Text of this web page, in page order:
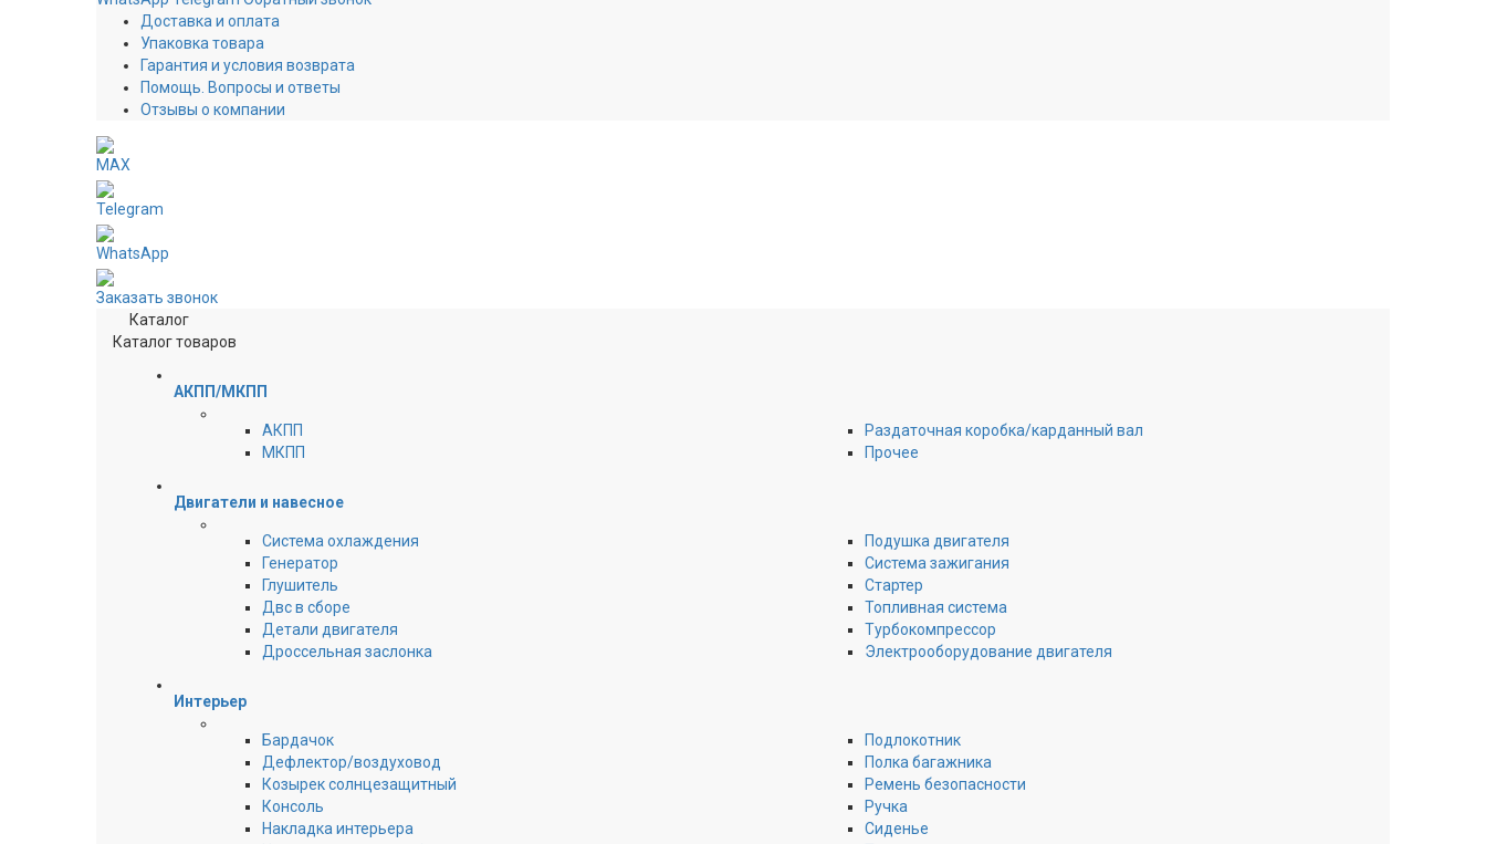
Доставка и оплата
Упаковка товара
Гарантия и условия возврата
Помощь. Вопросы и ответы
Отзывы о компании
MAX
Telegram
WhatsApp
Заказать звонок
Каталог
Каталог товаров
АКПП/МКПП
АКПП
МКПП
Раздаточная коробка/карданный вал
Прочее
Двигатели и навесное
Cистема охлаждения
Генератор
Глушитель
Двс в сборе
Детали двигателя
Дроссельная заслонка
Подушка двигателя
Система зажигания
Стартер
Топливная система
Турбокомпрессор
Электрооборудование двигателя
Интерьер
Бардачок
Дефлектор/воздуховод
Козырек солнцезащитный
Консоль
Накладка интерьера
Подлокотник
Полка багажника
Ремень безопасности
Ручка
Сиденье